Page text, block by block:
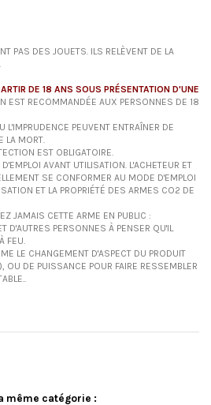
PAS DES JOUETS. ILS RELÈVENT DE LA
DE 18 ANS SOUS PRÉSENTATION D'UNE
EST RECOMMANDÉE AUX PERSONNES DE 18
L'IMPRUDENCE PEUVENT ENTRAÎNER DE
LA MORT.
EST OBLIGATOIRE.
AVANT UTILISATION. L'ACHETEUR ET
SE CONFORMER AU MODE D'EMPLOI
ET LA PROPRIÉTÉ DES ARMES CO2 DE
JAMAIS CETTE ARME EN PUBLIC :
D'AUTRES PERSONNES À PENSER QU'IL
FEU.
LE CHANGEMENT D'ASPECT DU PRODUIT
OU DE PUISSANCE POUR FAIRE RESSEMBLER
même catégorie :